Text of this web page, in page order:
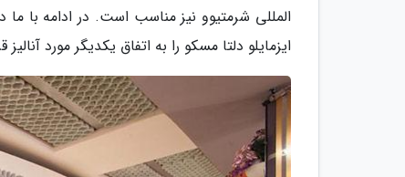
المللی شرمتیوو نیز مناسب است. در ادامه با ما
ایزمایلو دلتا مسکو را به اتفاق یکدیگر مورد آنالیز